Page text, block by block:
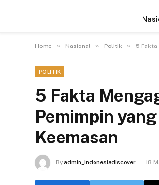
Home » Nasional » Politik » 5 Fakta
POLITIK
5 Fakta
Pemimpin
Keemasan
By admin_indonesiadiscover 18